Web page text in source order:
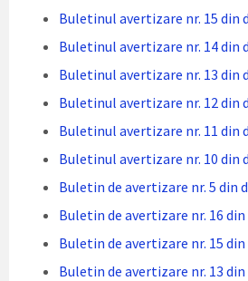
Buletinul avertizare nr. 15 din
Buletinul avertizare nr. 14 din
Buletinul avertizare nr. 13 din
Buletinul avertizare nr. 12 din
Buletinul avertizare nr. 11 din
Buletinul avertizare nr. 10 din
Buletin de avertizare nr. 5 din
Buletin de avertizare nr. 16 din
Buletin de avertizare nr. 15 din
Buletin de avertizare nr. 13 din